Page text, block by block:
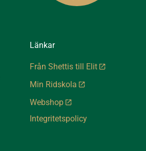
Länkar
Från Shettis till Elit
Min Ridskola
Webshop
Integritetspolicy